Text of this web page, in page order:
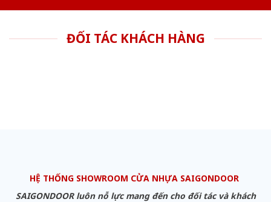
ĐỐI TÁC KHÁCH HÀNG
HỆ THỐNG SHOWROOM CỬA NHỰA SAIGONDOOR
SAIGONDOOR luôn nỗ lực mang đến cho đối tác và khách